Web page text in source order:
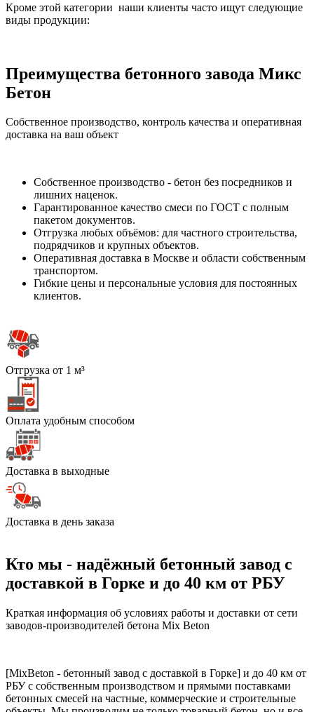
Кроме этой категории наши клиенты часто ищут следующие
виды продукции:
Преимущества бетонного завода Микс
Бетон
Собственное производство, контроль качества и оперативная
доставка на ваш объект
Собственное производство - бетон без посредников и
лишних наценок.
Гарантированное качество смеси по ГОСТ с полным
пакетом документов.
Отгрузка любых объёмов: для частного строительства,
подрядчиков и крупных объектов.
Оперативная доставка в Москве и области собственным
транспортом.
Гибкие цены и персональные условия для постоянных
клиентов.
Отгрузка от 1 м³
Оплата удобным способом
Доставка в выходные
Доставка в день заказа
Кто мы - надёжный бетонный завод с
доставкой в Горке и до 40 км от РБУ
Краткая информация об условиях работы и доставки от сети
заводов-производителей бетона Mix Beton
[MixBeton - бетонный завод с доставкой в Горке] и до 40 км от
РБУ с собственным производством и прямыми поставками
бетонных смесей на частные, коммерческие и строительные